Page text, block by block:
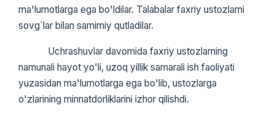
ma'lumotlarga ega bo'ldilar. Talabalar faxriy ustozlarni
sovg`lar bilan samimiy qutladilar.
Uchrashuvlar davomida faxriy ustozlarning
namunali hayot yo'li, uzoq yillik samarali ish faoliyati
yuzasidan ma'lumotlarga ega bo'lib, ustozlarga
o'zlarining minnatdorliklarini izhor qilishdi.